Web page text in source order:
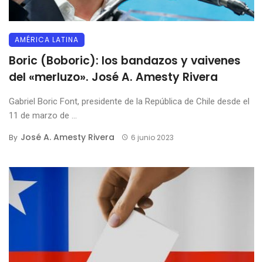
AMÉRICA LATINA
Boric (Boboric): los bandazos y vaivenes
del «merluzo». José A. Amesty Rivera
Gabriel Boric Font, presidente de la República de Chile desde el
11 de marzo de ...
By José A. Amesty Rivera 6 junio 2023